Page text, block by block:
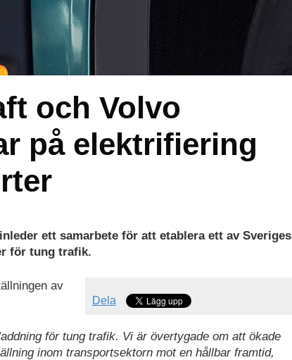
och Volvo
på elektrifiering
inleder ett samarbete för att etablera ett av Sveriges
för tung trafik.
Dela
av
för tung trafik. Vi är övertygade om att ökade
inom transportsektorn mot en hållbar framtid,